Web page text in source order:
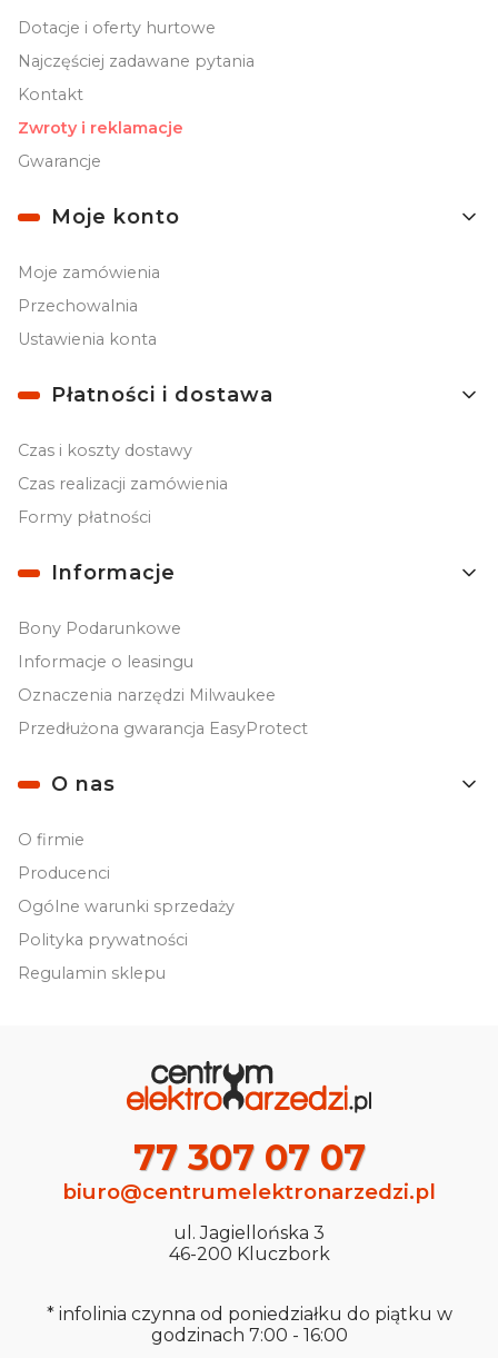
Dotacje i oferty hurtowe
Najczęściej zadawane pytania
Kontakt
Zwroty i reklamacje
Gwarancje
Moje konto
Moje zamówienia
Przechowalnia
Ustawienia konta
Płatności i dostawa
Czas i koszty dostawy
Czas realizacji zamówienia
Formy płatności
Informacje
Bony Podarunkowe
Informacje o leasingu
Oznaczenia narzędzi Milwaukee
Przedłużona gwarancja EasyProtect
O nas
O firmie
Producenci
Ogólne warunki sprzedaży
Polityka prywatności
Regulamin sklepu
77 307 07 07
biuro@centrumelektronarzedzi.pl
ul. Jagiellońska 3
46-200 Kluczbork
* infolinia czynna od poniedziałku do piątku w
godzinach 7:00 - 16:00